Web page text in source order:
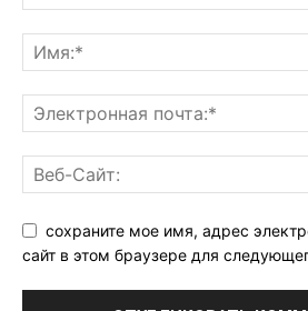
сохраните мое имя, адрес
сайт в этом браузере для